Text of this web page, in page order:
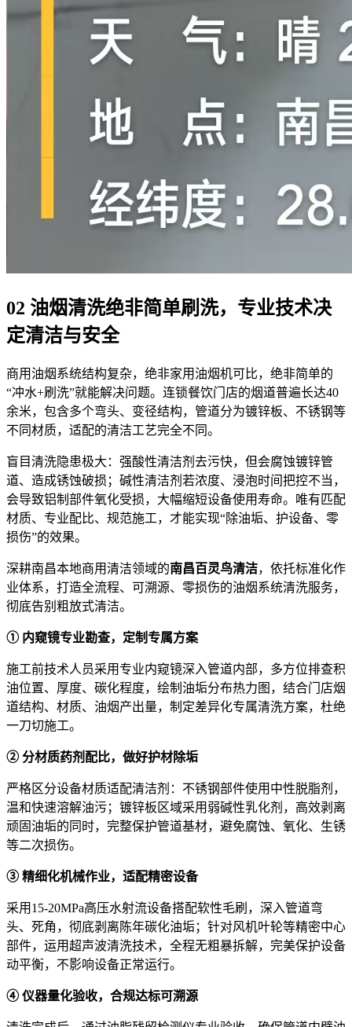
02 油烟清洗绝非简单刷洗，专业技术决
定清洁与安全
商用油烟系统结构复杂，绝非家用油烟机可比，绝非简单的
“冲水+刷洗”就能解决问题。连锁餐饮门店的烟道普遍长达40
余米，包含多个弯头、变径结构，管道分为镀锌板、不锈钢等
不同材质，适配的清洁工艺完全不同。
盲目清洗隐患极大：强酸性清洁剂去污快，但会腐蚀镀锌管
道、造成锈蚀破损；碱性清洁剂若浓度、浸泡时间把控不当，
会导致铝制部件氧化受损，大幅缩短设备使用寿命。唯有匹配
材质、专业配比、规范施工，才能实现“除油垢、护设备、零
损伤”的效果。
深耕南昌本地商用清洁领域的南昌百灵鸟清洁，依托标准化作
业体系，打造全流程、可溯源、零损伤的油烟系统清洗服务，
彻底告别粗放式清洁。
① 内窥镜专业勘查，定制专属方案
施工前技术人员采用专业内窥镜深入管道内部，多方位排查积
油位置、厚度、碳化程度，绘制油垢分布热力图，结合门店烟
道结构、材质、油烟产出量，制定差异化专属清洗方案，杜绝
一刀切施工。
② 分材质药剂配比，做好护材除垢
严格区分设备材质适配清洁剂：不锈钢部件使用中性脱脂剂，
温和快速溶解油污；镀锌板区域采用弱碱性乳化剂，高效剥离
顽固油垢的同时，完整保护管道基材，避免腐蚀、氧化、生锈
等二次损伤。
③ 精细化机械作业，适配精密设备
采用15-20MPa高压水射流设备搭配软性毛刷，深入管道弯
头、死角，彻底剥离陈年碳化油垢；针对风机叶轮等精密中心
部件，运用超声波清洗技术，全程无粗暴拆解，完美保护设备
动平衡，不影响设备正常运行。
④ 仪器量化验收，合规达标可溯源